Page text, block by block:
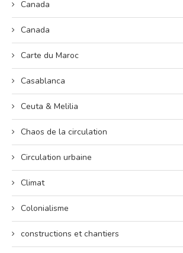
Canada
Canada
Carte du Maroc
Casablanca
Ceuta & Melilia
Chaos de la circulation
Circulation urbaine
Climat
Colonialisme
constructions et chantiers